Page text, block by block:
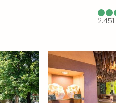
2.451